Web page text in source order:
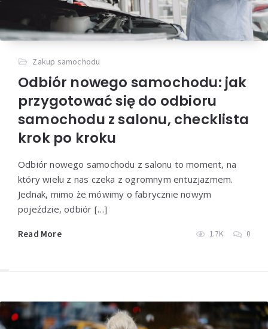
Zakup samochodu
Odbiór nowego samochodu: jak
przygotować się do odbioru
samochodu z salonu, checklista
krok po kroku
Odbiór nowego samochodu z salonu to moment, na
który wielu z nas czeka z ogromnym entuzjazmem.
Jednak, mimo że mówimy o fabrycznie nowym
pojeździe, odbiór […]
Read More 1.7K 0